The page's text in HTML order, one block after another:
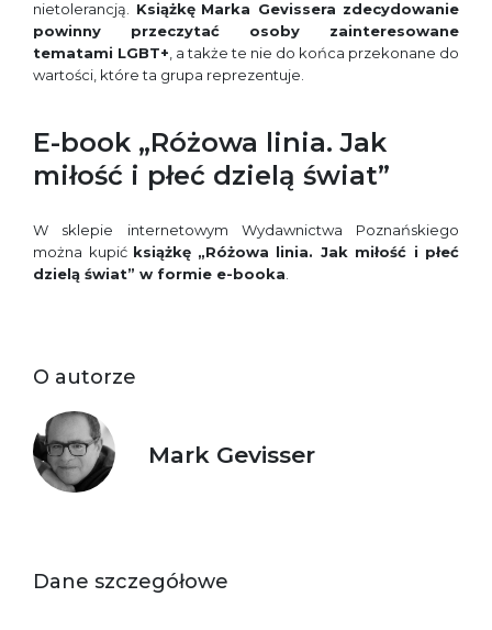
nietolerancją. Książkę Marka Gevissera zdecydowanie
powinny przeczytać osoby zainteresowane
tematami LGBT+ , a także te nie do końca przekonane do
wartości, które ta grupa reprezentuje.
E-book „Różowa linia. Jak
miłość i płeć dzielą świat”
W sklepie internetowym Wydawnictwa Poznańskiego
można kupić książkę „Różowa linia. Jak miłość i płeć
dzielą świat” w formie e-booka
O autorze
Mark Gevisser
Dane szczegółowe